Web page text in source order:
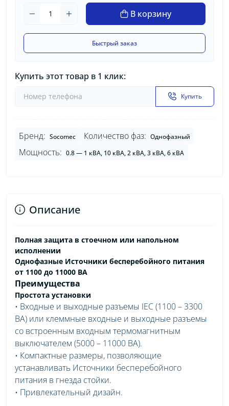
В корзину
Быстрый заказ
Купить этот товар в 1 клик:
Купить
Бренд: Socomec Количество фаз: Однофазный
Мощность: 0.8 — 1 кВА, 10 кВА, 2 кВА, 3 кВА, 6 кВА
Описание
Полная защита в стоечном или напольном
исполнении
Однофазные Источники бесперебойного питания
от 1100 до 11000 ВА
Преимущества
Простота установки
• Входные и выходные разъемы IEC (1100 – 3300
ВА) или клеммные входные и выходные разъемы
со встроенным входным термомагнитным
выключателем (5000 – 11000 ВА).
• Компактные размеры, позволяющие
устанавливать Источники бесперебойного
питания в гнезда стойки.
• Привлекательный дизайн.